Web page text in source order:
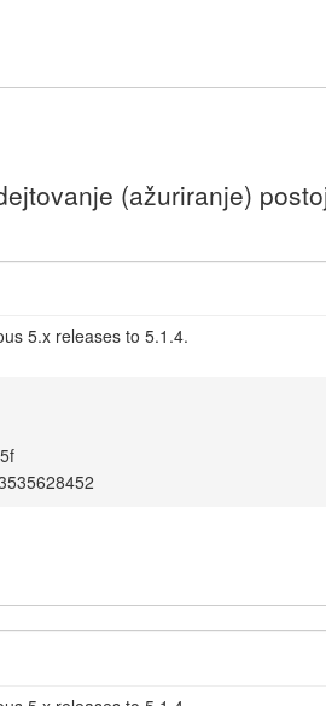
(ažuriranje)
5.x releases to 5.1.4.